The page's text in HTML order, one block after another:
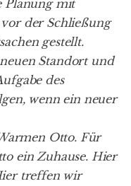
Planung mit
vor der Schließung
gestellt.
Standort und
des
wenn ein neuer
Otto. Für
ein Zuhause. Hier
treffen wir